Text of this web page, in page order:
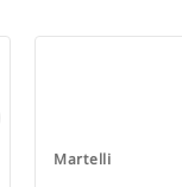
Martelli